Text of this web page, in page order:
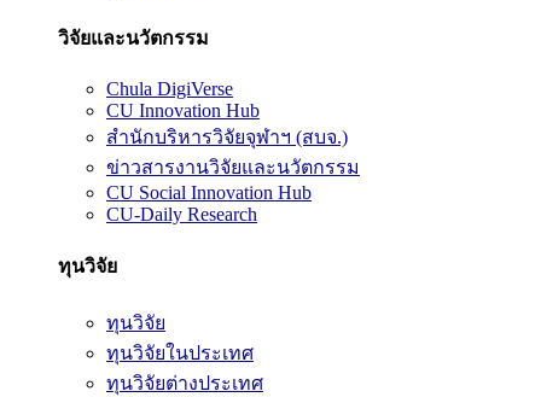
วิจัยและนวัตกรรม
Chula DigiVerse
CU Innovation Hub
สำนักบริหารวิจัยจุฬาฯ (สบจ.)
ข่าวสารงานวิจัยและนวัตกรรม
CU Social Innovation Hub
CU-Daily Research
ทุนวิจัย
ทุนวิจัย
ทุนวิจัยในประเทศ
ทุนวิจัยต่างประเทศ